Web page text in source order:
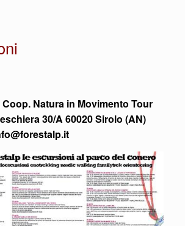
Natura in Movimento Tour
30/A 60020 Sirolo (AN)